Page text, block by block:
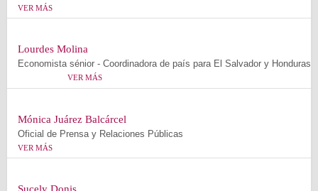
VER MÁS
Lourdes Molina
Economista sénior - Coordinadora de país para El Salvador y Honduras
VER MÁS
Mónica Juárez Balcárcel
Oficial de Prensa y Relaciones Públicas
VER MÁS
Sucely Donis